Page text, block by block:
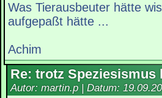
Was Tierausbeuter hätte
aufgepaßt hätte ...
Achim
Re: trotz Speziesismus
Autor: martin.p | Datum: